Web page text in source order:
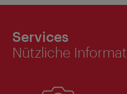
Services
Nützliche